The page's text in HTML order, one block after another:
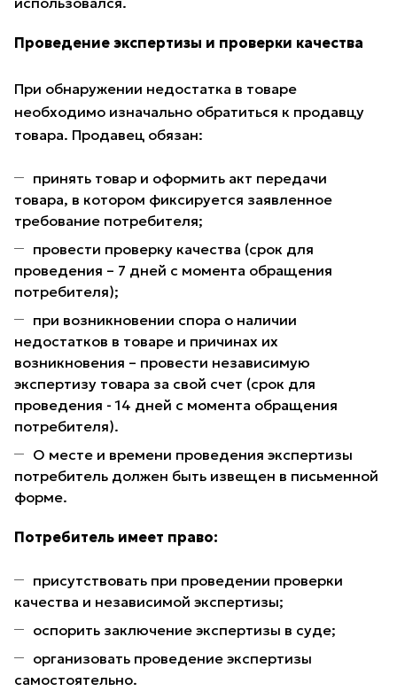
Проведение экспертизы и проверки качества
При обнаружении недостатка в товаре
необходимо изначально обратиться к продавцу
товара. Продавец обязан:
принять товар и оформить акт передачи
товара, в котором фиксируется заявленное
требование потребителя;
провести проверку качества (срок для
проведения – 7 дней с момента обращения
потребителя);
при возникновении спора о наличии
недостатков в товаре и причинах их
возникновения – провести независимую
экспертизу товара за свой счет (срок для
проведения - 14 дней с момента обращения
потребителя).
О месте и времени проведения экспертизы
потребитель должен быть извещен в письменной
форме.
Потребитель имеет право:
присутствовать при проведении проверки
качества и независимой экспертизы;
оспорить заключение экспертизы в суде;
организовать проведение экспертизы
самостоятельно.